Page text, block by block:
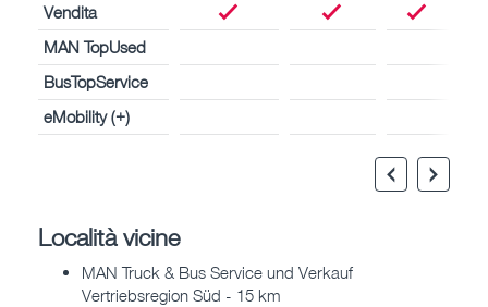
Vendita
MAN TopUsed
BusTopService
eMobility (+)
Località vicine
MAN Truck & Bus Service und Verkauf
Vertriebsregion Süd - 15 km